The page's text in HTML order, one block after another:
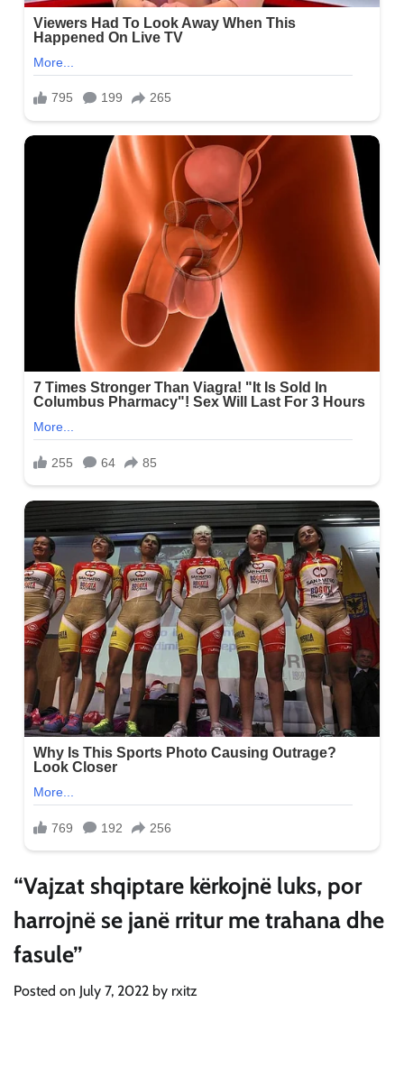
“Vajzat shqiptare kërkojnë luks, por
harrojnë se janë rritur me trahana dhe
fasule”
Posted on July 7, 2022 by rxitz